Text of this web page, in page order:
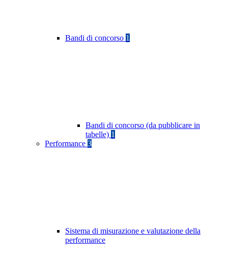
Bandi di concorso 1
Bandi di concorso (da pubblicare in
tabelle) 1
Performance 3
Sistema di misurazione e valutazione della
performance